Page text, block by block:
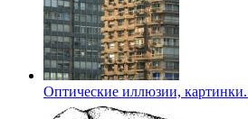
Оптические иллюзии,